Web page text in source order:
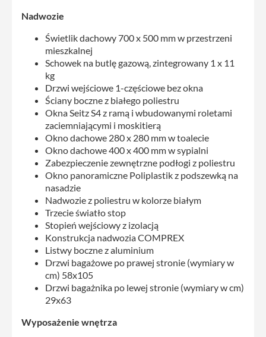
Nadwozie
Świetlik dachowy 700 x 500 mm w przestrzeni
mieszkalnej
Schowek na butlę gazową, zintegrowany 1 x 11
kg
Drzwi wejściowe 1-częściowe bez okna
Ściany boczne z białego poliestru
Okna Seitz S4 z ramą i wbudowanymi roletami
zaciemniającymi i moskitierą
Okno dachowe 280 x 280 mm w toalecie
Okno dachowe 400 x 400 mm w sypialni
Zabezpieczenie zewnętrzne podłogi z poliestru
Okno panoramiczne Poliplastik z podszewką na
nasadzie
Nadwozie z poliestru w kolorze białym
Trzecie światło stop
Stopień wejściowy z izolacją
Konstrukcja nadwozia COMPREX
Listwy boczne z aluminium
Drzwi bagażowe po prawej stronie (wymiary w
cm) 58x105
Drzwi bagażnika po lewej stronie (wymiary w cm)
29x63
Wyposażenie wnętrza